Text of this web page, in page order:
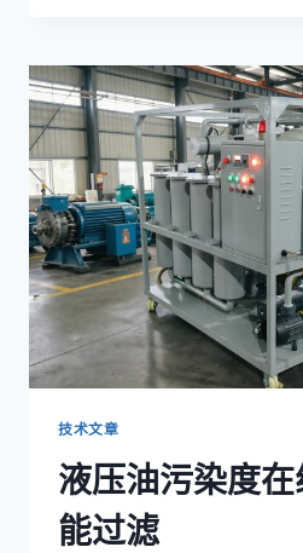
滤
设
备
技
术
与
未
来
趋
势
技术文章
液压油污染度
能过滤